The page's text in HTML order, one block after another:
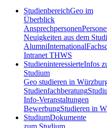
StudienbereichGeo im
Überblick
Ansprechpersonen
Neuigkeiten aus dem
AlumniInternational
Intranet THWS
StudieninteressierteInfos
Studium
Geo studieren in
Studienfachberatung
Info-Veranstaltungen
BewerbungStudieren in
StudiumDokumente
zum Studium